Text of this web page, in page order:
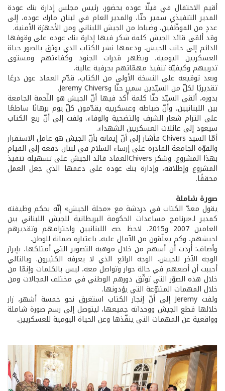
أقيم الاحتفال في فيلّا عوده بحضور، رئيس مجلس إدارة بنك عودة
المدير التنفيذي سمير حنّا، والمدير العام في لبنان مارك عوده، إلى
عددٍ من الموظّفين، وضباط من الجيش اللبناني ومن الأجهزة الأمنية.
وقد ألقى قائد الجيش كلمة شكر فيها إدارة بنك عوده على وقوفها
الدائم إلى جانب الجيش، ودعمها نشر الكتاب الذي يوثق بالصور حياة
العسكريين اليومية، ويظهر قدرات الجنود وكفاءتهم ومستوى
تدريبهم وكيفيّة تنفيذ مهمّاتهم بحرفية عالية.
وبعد توقيعه على النسخة الأولى من الكتاب، قدّم العماد عون درعًا
تقديريًا لكلّ من السيّدين سمير حنّا وJeremy Chivers.
بدوره، ألقى السيّد حنّا كلمة أّكد فيها أنّ الجيش هو اللّحمة الجامعة
بين اللبنانيين، وأنّ ضباطه وعسكرييه يقدّمون كلّ يوم برهانًا ساطعًا
على التزام شعار الشرف والتضحية والوفاء. ولفت إلى أنّ ريع الكتاب
سيعود إلى عائلات العسكريين الشهداء.
أمّا السيد Chivers فأشار إلى أنّ إيمانه بأنّ الجيش هو عامل الاستقرار
والقوّة الجامعة القادرة على إرساء السلام في لبنان دفعه إلى القيام
بهذا المشروع. وشكر Chiversالعماد قائد الجيش على تسهيله تنفيذ
المشروع وإطلاقه، وإدارة بنك عوده على دعمها الذي جعل العمل
محققًا.
صورة شاملة
يقول معدّ الكتاب في دردشة مع «مجلة الجيش» إنّه بحكم وظيفته
كمدير لـ«برنامج مساعدات الحكومة البريطانية للجيش اللبناني بين
العامين 2007 و2015، لاحظ حبّ اللبنانيين واحترامهم وتقديرهم
لجيشهم، وكم يعلّقون من الآمال عليه، باعتباره ضمانة للوطن.
وأضاف: أردت أن أسهم من خلال موهبة التصوير التي أمتلكها، بإبراز
الوجه الآخر للجيش، الوجه الرائع الذي لا يعرفه الكثيرون. وبالتالي
أحببت أن أضعهم في حالة حوار وتواصل معه، ليس بالكلمات وإنمّا من
خلال هذه الصوّر التي توثّق دورهم الوطني في مختلف المجالات ومن
خلال المهمات المتنوّعة التي يؤدونها.
ولفت Jeremy إلى أنّ إنجاز الكتاب استغرق نحو خمسة أشهر، زار
خلالها قطع الجيش ووحداته جميعها، ليتوصل إلى رسم صورة شاملة
وواقعية عن المهمات التي ينفّذها وعن الحياة اليومية للعسكريين.